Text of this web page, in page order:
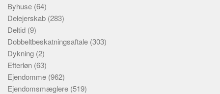
Byhuse (64)
Delejerskab (283)
Deltid (9)
Dobbeltbeskatningsaftale (303)
Dykning (2)
Efterløn (63)
Ejendomme (962)
Ejendomsmæglere (519)